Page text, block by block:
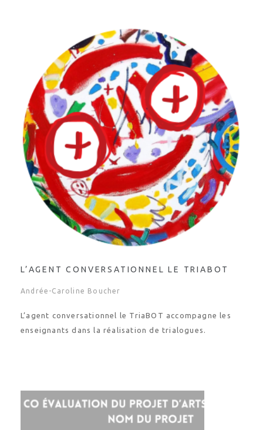
L’AGENT CONVERSATIONNEL LE TRIABOT
Andrée-Caroline Boucher
L’agent conversationnel le TriaBOT accompagne les
enseignants dans la réalisation de trialogues.